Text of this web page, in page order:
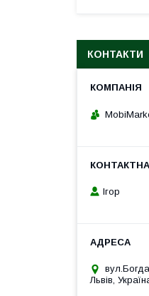
КОНТАКТИ
Ігор
Львів,